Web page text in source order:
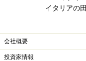
イタリアの
会社概要
投資家情報